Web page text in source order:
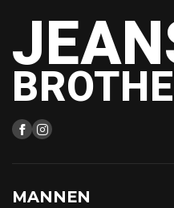
MANNEN